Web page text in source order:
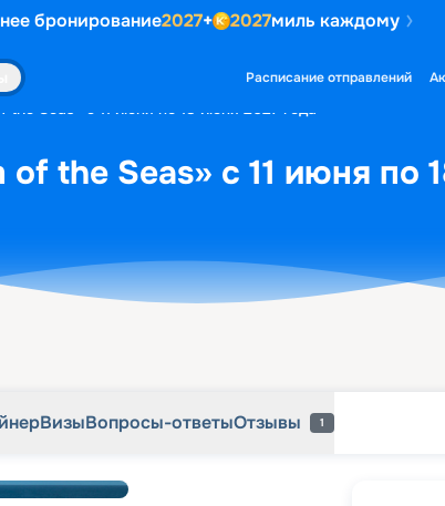
бронирование2027+ 2027миль каждому
Расписание отправлений
Seas» с 11 июня по 18 июня 2027 года
the Seas» с 11 июня по
ВизыВопросы-ответыОтзывы 1